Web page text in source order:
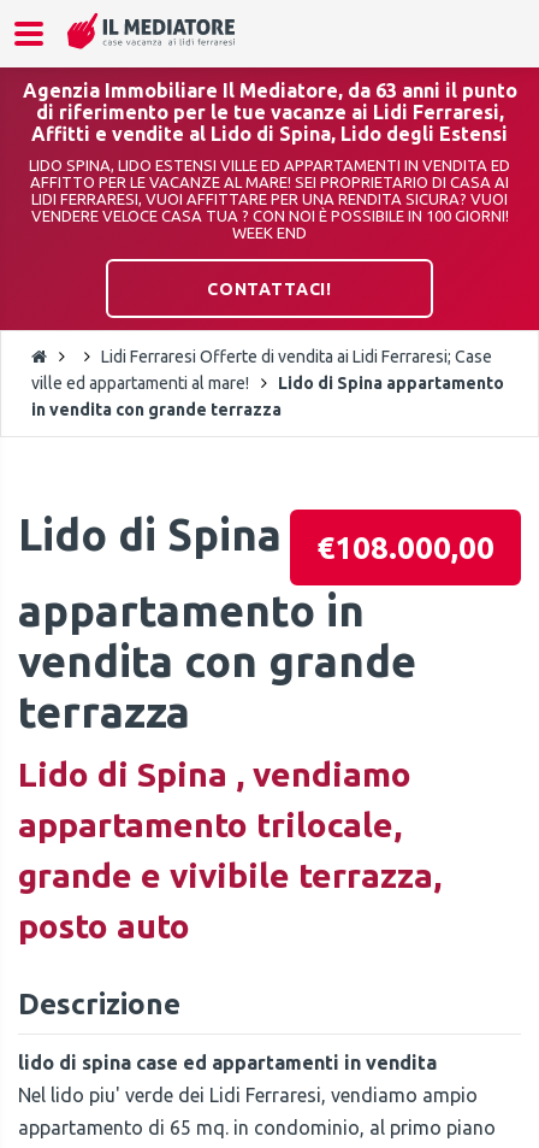
Agenzia Immobiliare Il Mediatore, da 63 anni il punto
di riferimento per le tue vacanze ai Lidi Ferraresi,
Affitti e vendite al Lido di Spina, Lido degli Estensi
LIDO SPINA, LIDO ESTENSI VILLE ED APPARTAMENTI IN VENDITA ED
AFFITTO PER LE VACANZE AL MARE! SEI PROPRIETARIO DI CASA AI
LIDI FERRARESI, VUOI AFFITTARE PER UNA RENDITA SICURA? VUOI
VENDERE VELOCE CASA TUA ? CON NOI È POSSIBILE IN 100 GIORNI!
WEEK END
CONTATTACI!
Lidi Ferraresi Offerte di vendita ai Lidi Ferraresi; Case
ville ed appartamenti al mare!
Lido di Spina appartamento
in vendita con grande terrazza
€108.000,00
Lido di Spina
appartamento in
vendita con grande
terrazza
Lido di Spina , vendiamo
appartamento trilocale,
grande e vivibile terrazza,
posto auto
Descrizione
lido di spina case ed appartamenti in vendita
Nel lido piu' verde dei Lidi Ferraresi, vendiamo ampio
appartamento di 65 mq. in condominio, al primo piano